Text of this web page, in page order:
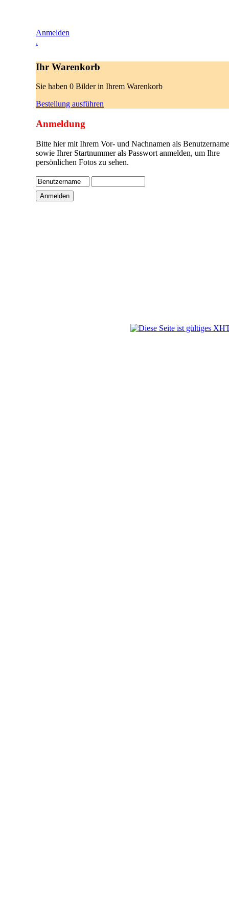
Anmelden
.
Ihr Warenkorb
Sie haben 0 Bilder in Ihrem Warenkorb
Bestellung ausführen
Anmeldung
Bitte hier mit Ihrem Vor- und Nachnamen als
sowie Ihrer Startnummer als Passwort anmelden, um Ihre
persönlichen Fotos zu sehen.